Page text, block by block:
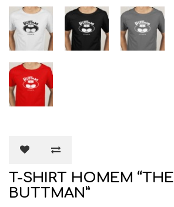
T-SHIRT HOMEM “THE
BUTTMAN”